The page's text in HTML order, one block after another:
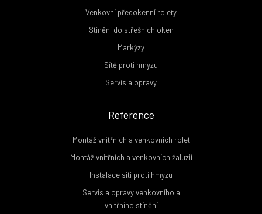
Venkovní předokenní rolety
Stínění do střešních oken
Markýzy
Sítě proti hmyzu
Servis a opravy
Reference
Montáž vnitřních a venkovních rolet
Montáž vnitřních a venkovních žaluzií
Instalace sítí proti hmyzu
Servis a opravy venkovního a
vnitřního stínění